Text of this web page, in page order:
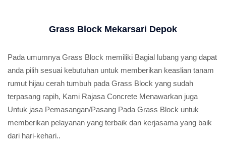
Grass Block Mekarsari Depok
Pada umumnya Grass Block memiliki Bagial lubang yang dapat
anda pilih sesuai kebutuhan untuk memberikan keaslian tanam
rumut hijau cerah tumbuh pada Grass Block yang sudah
terpasang rapih, Kami Rajasa Concrete Menawarkan juga
Untuk jasa Pemasangan/Pasang Pada Grass Block untuk
memberikan pelayanan yang terbaik dan kerjasama yang baik
dari hari-kehari..